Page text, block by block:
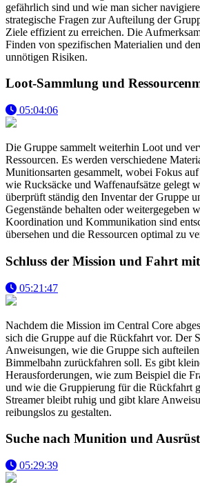
gefährlich sind und wie man sicher
strategische Fragen zur Aufteilung der
Ziele effizient zu erreichen. Die
Finden von spezifischen Materialien und
unnötigen Risiken.
Loot-Sammlung und
05:04:06
Die Gruppe sammelt weiterhin Loot und
Ressourcen. Es werden verschiedene
Munitionsarten gesammelt, wobei Fokus
wie Rucksäcke und Waffenaufsätze gelegt
überprüft ständig den Inventar der Gruppe
Gegenstände behalten oder weitergegeben
Koordination und Kommunikation sind
übersehen und die Ressourcen optimal zu
Schluss der Mission und Fahrt
05:21:47
Nachdem die Mission im Central Core
sich die Gruppe auf die Rückfahrt vor. Der
Anweisungen, wie die Gruppe sich
Bimmelbahn zurückfahren soll. Es gibt
Herausforderungen, wie zum Beispiel die
und wie die Gruppierung für die Rückfahrt
Streamer bleibt ruhig und gibt klare
reibungslos zu gestalten.
Suche nach Munition und
05:29:39